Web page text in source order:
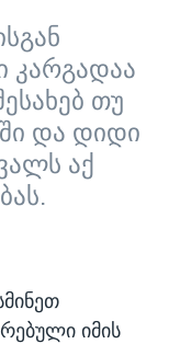
კარგადაა
თუ
და დიდი
აქ
იმის